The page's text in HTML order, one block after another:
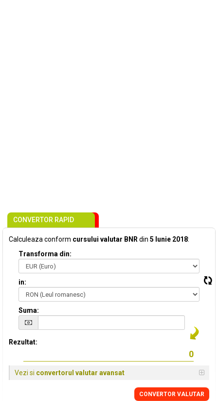
CONVERTOR RAPID
Calculeaza conform cursului valutar BNR din 5 Iunie 2018:
Transforma din:
in:
Suma:
Rezultat:
Vezi si convertorul valutar avansat
CONVERTOR VALUTAR